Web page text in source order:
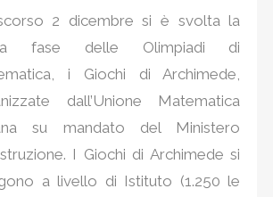
2 dicembre si è svolta la
fase delle Olimpiadi di
i Giochi di Archimede,
dall’Unione Matematica
su mandato del Ministero
I Giochi di Archimede si
a livello di Istituto (1.250 le